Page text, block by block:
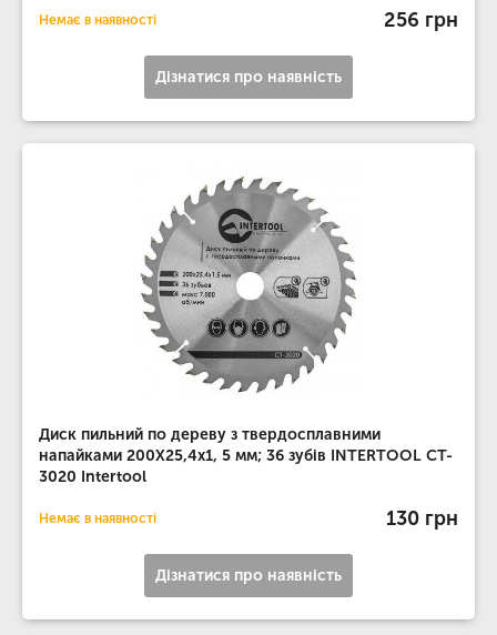
Немає в наявності 256 грн
Дізнатися про наявність
Диск пильний по дереву з твердосплавними
напайками 200X25,4x1, 5 мм; 36 зубів INTERTOOL CT-
3020 Intertool
Немає в наявності 130 грн
Дізнатися про наявність